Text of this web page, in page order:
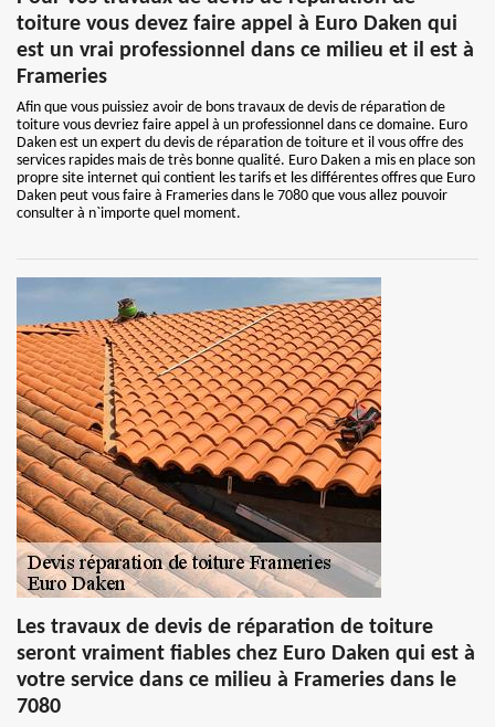
toiture vous devez faire appel à Euro Daken qui
est un vrai professionnel dans ce milieu et il est à
Frameries
Afin que vous puissiez avoir de bons travaux de devis de réparation de
toiture vous devriez faire appel à un professionnel dans ce domaine. Euro
Daken est un expert du devis de réparation de toiture et il vous offre des
services rapides mais de très bonne qualité. Euro Daken a mis en place son
propre site internet qui contient les tarifs et les différentes offres que Euro
Daken peut vous faire à Frameries dans le 7080 que vous allez pouvoir
consulter à n`importe quel moment.
Les travaux de devis de réparation de toiture
seront vraiment fiables chez Euro Daken qui est à
votre service dans ce milieu à Frameries dans le
7080